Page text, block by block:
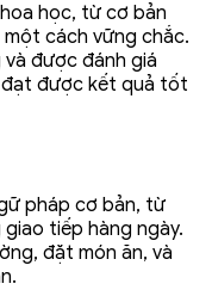
học, từ cơ bản
cách vững chắc.
được đánh giá
đạt được kết quả tốt
pháp cơ bản, từ
tiếp hàng ngày.
đặt món ăn, và